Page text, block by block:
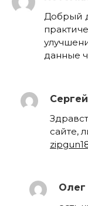
Добрый
данные
Сергей
сайте,
Олег